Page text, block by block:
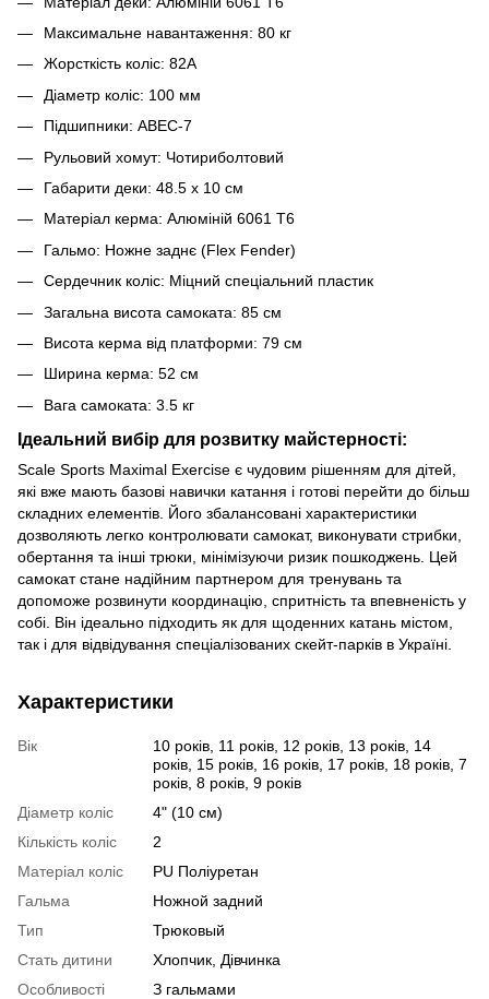
Максимальне навантаження: 80 кг
Жорсткість коліс: 82А
Діаметр коліс: 100 мм
Підшипники: ABEC-7
Рульовий хомут: Чотириболтовий
Габарити деки: 48.5 х 10 см
Матеріал керма: Алюміній 6061 Т6
Гальмо: Ножне заднє (Flex Fender)
Сердечник коліс: Міцний спеціальний пластик
Загальна висота самоката: 85 см
Висота керма від платформи: 79 см
Ширина керма: 52 см
Вага самоката: 3.5 кг
Ідеальний вибір для розвитку майстерності:
Scale Sports Maximal Exercise є чудовим рішенням для дітей,
які вже мають базові навички катання і готові перейти до більш
складних елементів. Його збалансовані характеристики
дозволяють легко контролювати самокат, виконувати стрибки,
обертання та інші трюки, мінімізуючи ризик пошкоджень. Цей
самокат стане надійним партнером для тренувань та
допоможе розвинути координацію, спритність та впевненість у
собі. Він ідеально підходить як для щоденних катань містом,
так і для відвідування спеціалізованих скейт-парків в Україні.
Характеристики
Вік
10 років, 11 років, 12 років, 13 років, 14
років, 15 років, 16 років, 17 років, 18 років, 7
років, 8 років, 9 років
Діаметр коліс
4" (10 см)
Кількість коліс
2
Матеріал коліс
PU Поліуретан
Гальма
Ножной задний
Тип
Трюковый
Стать дитини
Хлопчик, Дівчинка
Особливості
З гальмами